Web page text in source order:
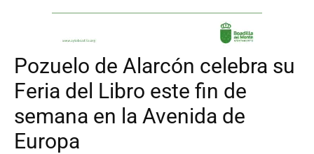
Pozuelo de Alarcón celebra su
Feria del Libro este fin de
semana en la Avenida de
Europa